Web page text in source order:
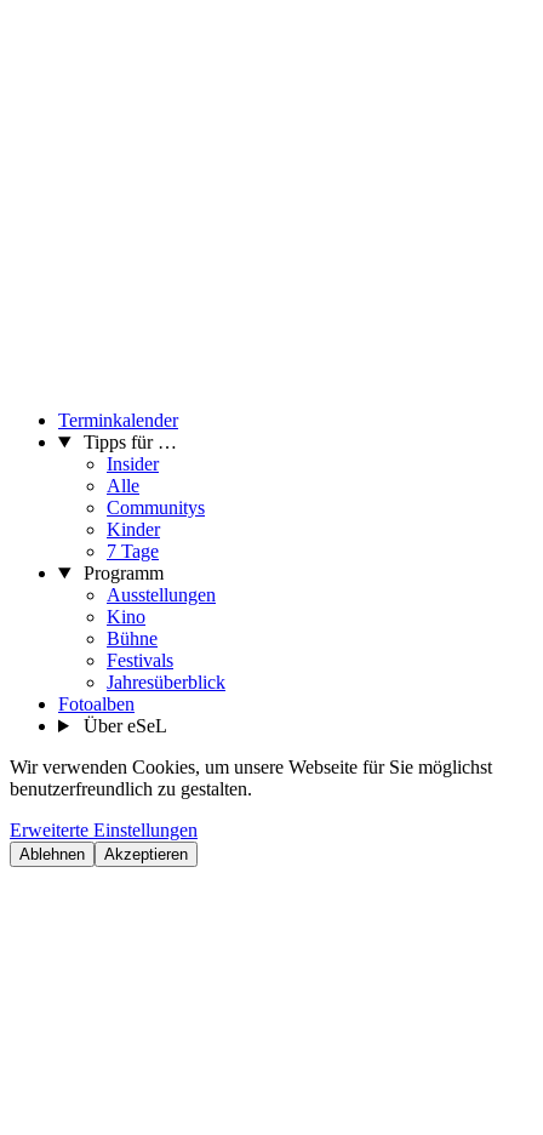
Terminkalender
Tipps für …
Insider
Alle
Communitys
Kinder
7 Tage
Programm
Ausstellungen
Kino
Bühne
Festivals
Jahresüberblick
Fotoalben
Über eSeL
Wir verwenden Cookies, um unsere Webseite für Sie möglichst
benutzerfreundlich zu gestalten.
Erweiterte Einstellungen
Ablehnen Akzeptieren